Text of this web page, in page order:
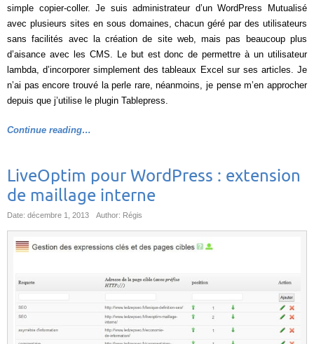
simple copier-coller. Je suis administrateur d’un WordPress Mutualisé
avec plusieurs sites en sous domaines, chacun géré par des utilisateurs
sans facilités avec la création de site web, mais pas beaucoup plus
d’aisance avec les CMS. Le but est donc de permettre à un utilisateur
lambda, d’incorporer simplement des tableaux Excel sur ses articles. Je
n’ai pas encore trouvé la perle rare, néanmoins, je pense m’en approcher
depuis que j’utilise le plugin Tablepress.
Continue reading…
LiveOptim pour WordPress : extension
de maillage interne
Date: décembre 1, 2013 Author: Régis